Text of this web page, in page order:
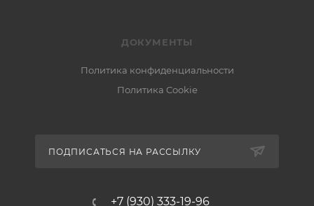
ДОКУМЕНТЫ
Политика конфиденциальности
Политика Cookie
ПОДПИСАТЬСЯ НА РАССЫЛКУ
+7 (930) 333-19-96